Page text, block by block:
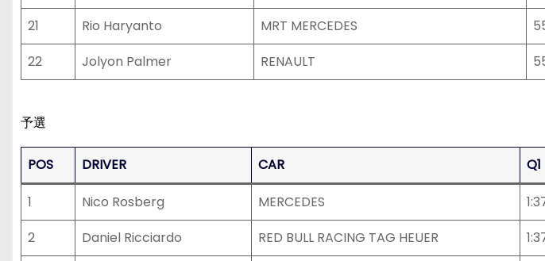
21
Rio Haryanto MRT MERCEDES
22
Jolyon Palmer RENAULT
予選
POS DRIVER CAR Q1
1 Nico Rosberg MERCEDES
2
Daniel Ricciardo RED BULL RACING TAG HEUER